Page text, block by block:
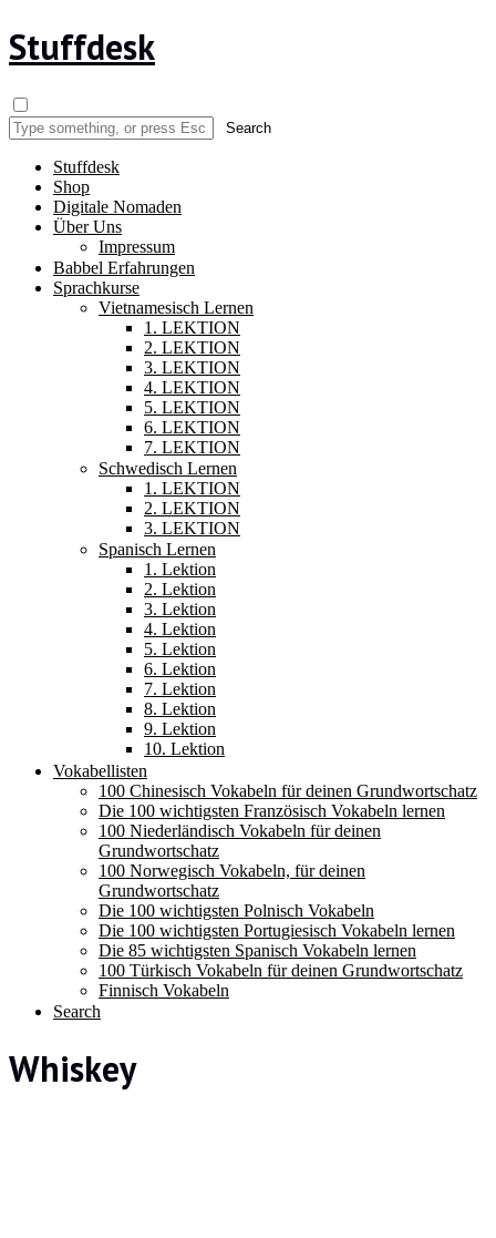
Stuffdesk
Stuffdesk
Shop
Digitale Nomaden
Über Uns
Impressum
Babbel Erfahrungen
Sprachkurse
Vietnamesisch Lernen
1. LEKTION
2. LEKTION
3. LEKTION
4. LEKTION
5. LEKTION
6. LEKTION
7. LEKTION
Schwedisch Lernen
1. LEKTION
2. LEKTION
3. LEKTION
Spanisch Lernen
1. Lektion
2. Lektion
3. Lektion
4. Lektion
5. Lektion
6. Lektion
7. Lektion
8. Lektion
9. Lektion
10. Lektion
Vokabellisten
100 Chinesisch Vokabeln für deinen Grundwortschatz
Die 100 wichtigsten Französisch Vokabeln lernen
100 Niederländisch Vokabeln für deinen
Grundwortschatz
100 Norwegisch Vokabeln, für deinen
Grundwortschatz
Die 100 wichtigsten Polnisch Vokabeln
Die 100 wichtigsten Portugiesisch Vokabeln lernen
Die 85 wichtigsten Spanisch Vokabeln lernen
100 Türkisch Vokabeln für deinen Grundwortschatz
Finnisch Vokabeln
Search
Whiskey